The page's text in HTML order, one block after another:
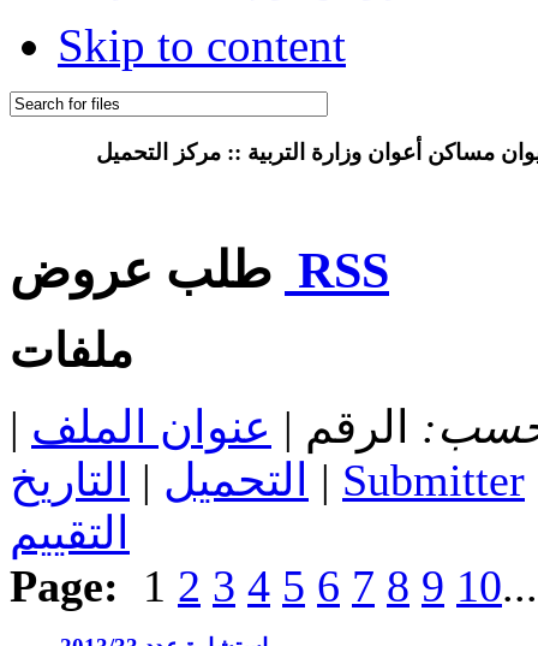
Skip to content
RSS
ملفات
حسب: الرقم | عنوان الملف |
التحميل | التاريخ | Submitter
التقييم
Page:
1 2 3 4 5 6 7 8 9 10